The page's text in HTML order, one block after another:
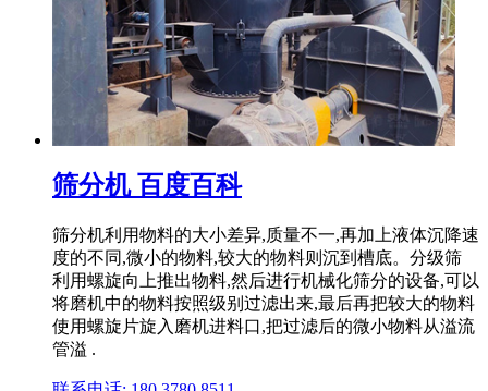
筛分机 百度百科
筛分机利用物料的大小差异,质量不一,再加上液体沉降速
度的不同,微小的物料,较大的物料则沉到槽底。分级筛
利用螺旋向上推出物料,然后进行机械化筛分的设备,可以
将磨机中的物料按照级别过滤出来,最后再把较大的物料
使用螺旋片旋入磨机进料口,把过滤后的微小物料从溢流
管溢 .